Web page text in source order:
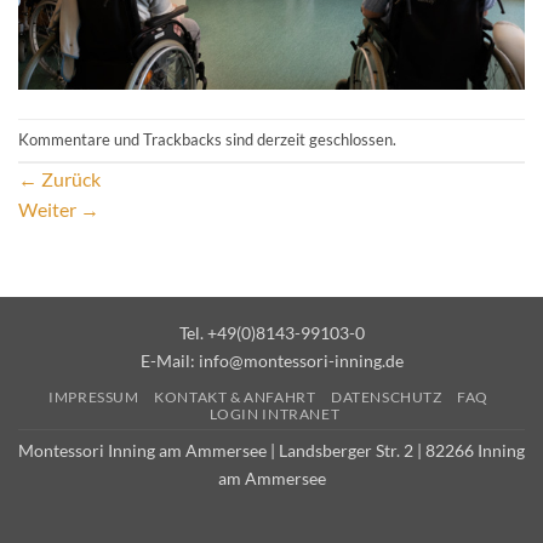
Kommentare und Trackbacks sind derzeit geschlossen.
← Zurück
Weiter →
Tel. +49(0)8143-99103-0
E-Mail: info@montessori-inning.de
IMPRESSUM KONTAKT & ANFAHRT DATENSCHUTZ
FAQ
LOGIN INTRANET
Montessori Inning am Ammersee | Landsberger Str. 2 | 82266 Inning
am Ammersee